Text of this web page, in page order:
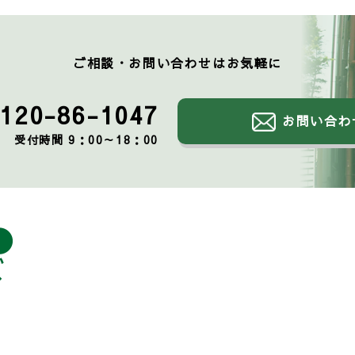
ご相談・お問い合わせはお気軽に
86-1047
受付時間 9：00～18：00
お問い合